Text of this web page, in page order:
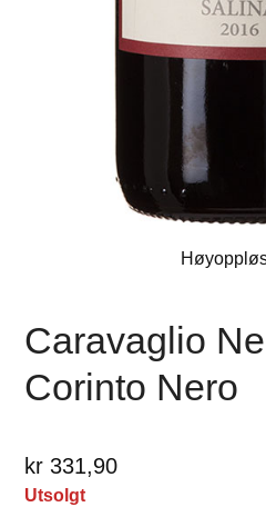
Caravaglio
Corinto Nero
kr 331,90
Utsolgt